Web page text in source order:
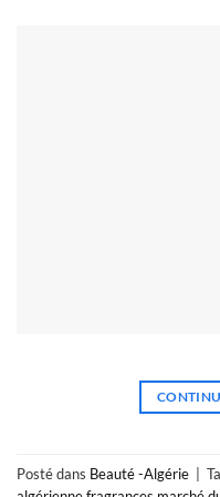
Posté dans Beauté -Algérie